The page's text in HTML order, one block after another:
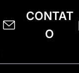
CONTAT
O